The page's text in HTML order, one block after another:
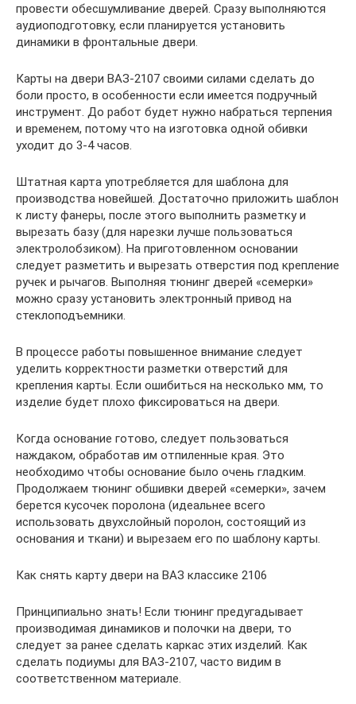
провести обесшумливание дверей. Сразу выполняются
аудиоподготовку, если планируется установить
динамики в фронтальные двери.
Карты на двери ВАЗ-2107 своими силами сделать до
боли просто, в особенности если имеется подручный
инструмент. До работ будет нужно набраться терпения
и временем, потому что на изготовка одной обивки
уходит до 3-4 часов.
Штатная карта употребляется для шаблона для
производства новейшей. Достаточно приложить шаблон
к листу фанеры, после этого выполнить разметку и
вырезать базу (для нарезки лучше пользоваться
электролобзиком). На приготовленном основании
следует разметить и вырезать отверстия под крепление
ручек и рычагов. Выполняя тюнинг дверей «семерки»
можно сразу установить электронный привод на
стеклоподъемники.
В процессе работы повышенное внимание следует
уделить корректности разметки отверстий для
крепления карты. Если ошибиться на несколько мм, то
изделие будет плохо фиксироваться на двери.
Когда основание готово, следует пользоваться
наждаком, обработав им отпиленные края. Это
необходимо чтобы основание было очень гладким.
Продолжаем тюнинг обшивки дверей «семерки», зачем
берется кусочек поролона (идеальнее всего
использовать двухслойный поролон, состоящий из
основания и ткани) и вырезаем его по шаблону карты.
Как снять карту двери на ВАЗ классике 2106
Принципиально знать! Если тюнинг предугадывает
производимая динамиков и полочки на двери, то
следует за ранее сделать каркас этих изделий. Как
сделать подиумы для ВАЗ-2107, часто видим в
соответственном материале.